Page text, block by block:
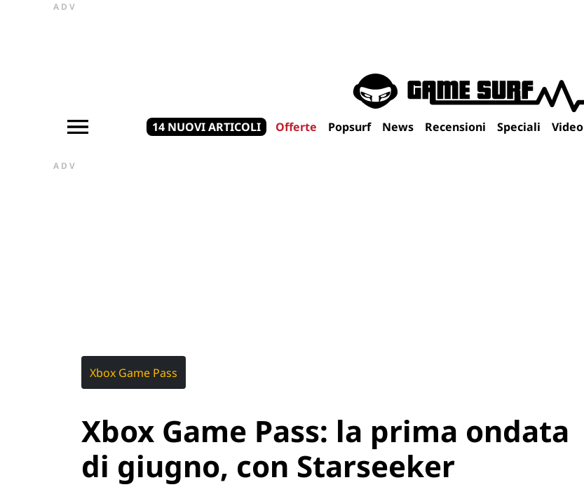
ADV
14 NUOVI ARTICOLI Offerte Popsurf News Recensioni Speciali Video
ADV
Xbox Game Pass
Xbox Game Pass: la prima ondata
di giugno, con Starseeker